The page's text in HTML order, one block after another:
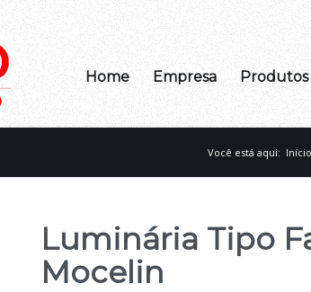
Home Empresa Produtos
Você está aqui: Início
Luminária Tipo
Mocelin